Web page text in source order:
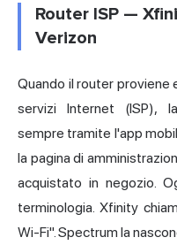
Router ISP —
Verizon
Quando il router
servizi Internet (ISP),
sempre tramite l'app
la pagina di
acquistato in negozio.
terminologia. Xfinity
Wi-Fi". Spectrum la